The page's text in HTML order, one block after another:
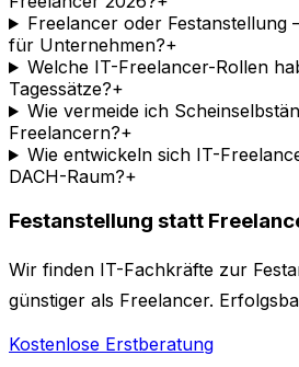
Freelancer oder Festanstellung
für Unternehmen?+
Welche IT-Freelancer-Rollen
Tagessätze?+
Wie vermeide ich
Freelancern?+
Wie entwickeln sich IT-
DACH-Raum?+
Festanstellung statt
Wir finden IT-Fachkräfte zur
günstiger als Freelancer.
Kostenlose Erstberatung